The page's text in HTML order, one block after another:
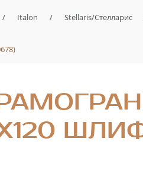
/ Italon / Stellaris/Стелларис